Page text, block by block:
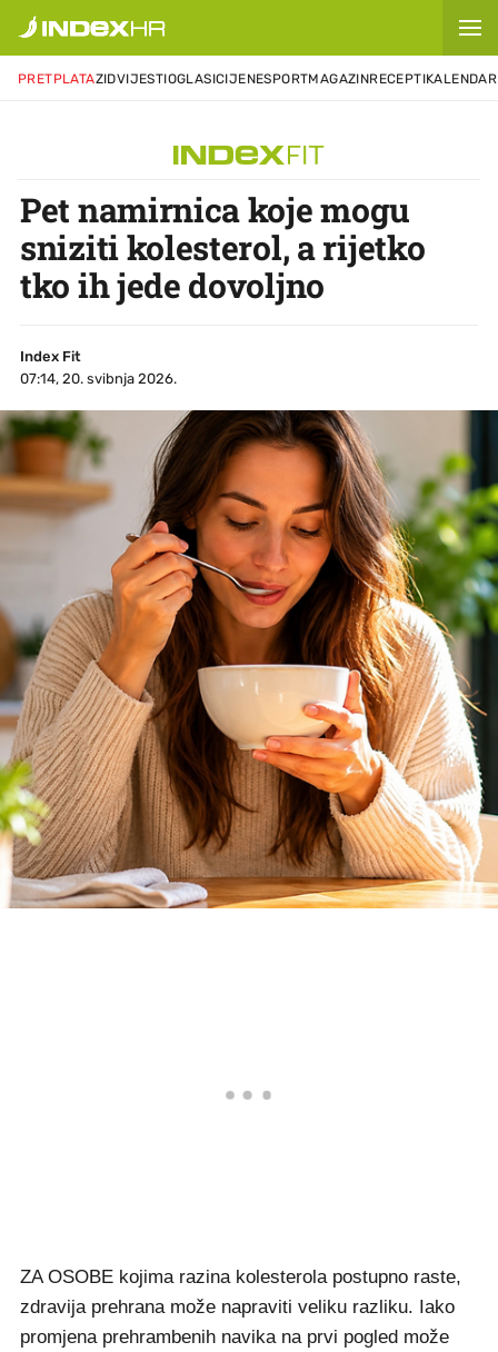
PRETPLATAZIDVIJESTIOGLASICIJENESPORTMAGAZINRECEPTIKALENDAR
Pet namirnica koje mogu
sniziti kolesterol, a rijetko
tko ih jede dovoljno
Index Fit
07:14, 20. svibnja 2026.
ZA OSOBE kojima razina kolesterola postupno raste,
zdravija prehrana može napraviti veliku razliku. Iako
promjena prehrambenih navika na prvi pogled može